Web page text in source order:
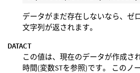
データがまだ存在しないなら、ゼ
文字列が返されます。
DATACT
この値は、現在のデータが作成さ
時間(変数STを参照)です。 このノ